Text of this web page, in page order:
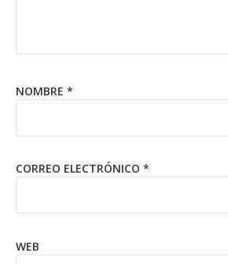
NOMBRE *
CORREO ELECTRÓNICO *
WEB